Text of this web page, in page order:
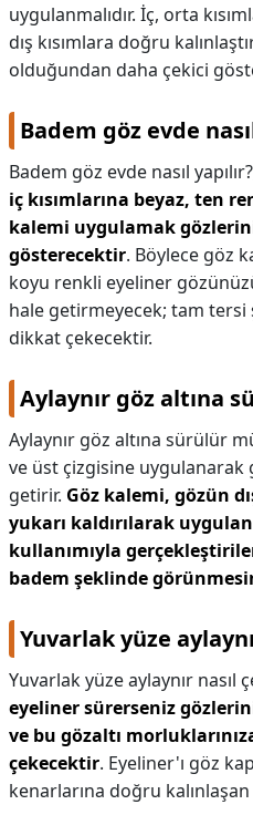
uygulanmalıdır. İç, orta
dış kısımlara doğru
olduğundan daha çekici
Badem göz evde
Badem göz evde nasıl
iç kısımlarına beyaz, ten
kalemi uygulamak
gösterecektir. Böylece göz
koyu renkli eyeliner
hale getirmeyecek; tam
dikkat çekecektir.
Aylaynır göz altına
Aylaynır göz altına sürülür
ve üst çizgisine
getirir. Göz kalemi, gözün
yukarı kaldırılarak
kullanımıyla
badem şeklinde
Yuvarlak yüze
Yuvarlak yüze aylaynır nasıl
eyeliner sürerseniz
ve bu gözaltı
çekecektir. Eyeliner'ı göz
kenarlarına doğru